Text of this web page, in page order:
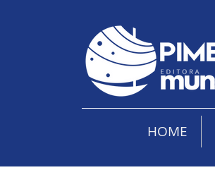
HOME